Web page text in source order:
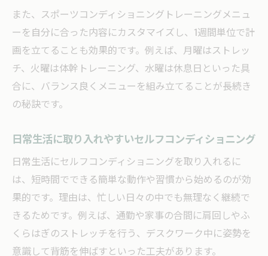
また、スポーツコンディショニングトレーニングメニュ
ーを自分に合った内容にカスタマイズし、1週間単位で計
画を立てることも効果的です。例えば、月曜はストレッ
チ、火曜は体幹トレーニング、水曜は休息日といった具
合に、バランス良くメニューを組み立てることが長続き
の秘訣です。
日常生活に取り入れやすいセルフコンディショニング
日常生活にセルフコンディショニングを取り入れるに
は、短時間でできる簡単な動作や習慣から始めるのが効
果的です。理由は、忙しい日々の中でも無理なく継続で
きるためです。例えば、通勤や家事の合間に肩回しやふ
くらはぎのストレッチを行う、デスクワーク中に姿勢を
意識して背筋を伸ばすといった工夫があります。